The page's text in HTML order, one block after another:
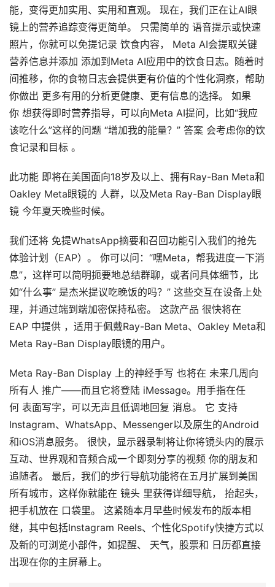
V
R
设
备
排
名
观
点
资
源
下
V
R
论
坛
社
区
能，变得更加实用、实用和直观。 现在，我们正在让AI眼
镜上的营养追踪变得更简单。 只需简单的 语音提示或快速
照片，你就可以免提记录 饮食内容， Meta AI会提取关键
营养信息并添加 添加到Meta AI应用中的饮食日志。随着时
间推移，你的食物日志会提供更有价值的个性化洞察，帮助
你做出 更多有用的分析更健康、更有信息的选择。 如果
你 想获得即时营养指导，可以向Meta AI提问，比如“我应
该吃什么”这样的问题 “增加我的能量？” 答案 会考虑你的饮
食记录和目标 。
此功能 即将在美国面向18岁及以上、拥有Ray-Ban Meta和
Oakley Meta眼镜的 人群，以及Meta Ray-Ban Display眼
镜 今年夏天晚些时候。
我们还将 免提WhatsApp摘要和召回功能引入我们的抢先
体验计划（EAP）。 你可以问：“嘿Meta，帮我进度一下消
息”，这样可以简明扼要地总结群聊，或者问具体细节，比
如“什么事” 是杰米提议吃晚饭的吗？” 这些交互在设备上处
理，并通过端到端加密保持私密。 这款产品 很快将在
EAP 中提供 ，适用于佩戴Ray-Ban Meta、Oakley Meta和
Meta Ray-Ban Display眼镜的用户。
Meta Ray-Ban Display 上的神经手写 也将在 未来几周向
所有人 推广——而且它将登陆 iMessage。用手指在任
何 表面写字，可以无声且低调地回复 消息。 它 支持
Instagram、WhatsApp、Messenger以及原生的Android
和iOS消息服务。 很快，显示器录制将让你将镜头内的展示
互动、世界观和音频合成一个即刻分享的视频 你的朋友和
追随者。 最后，我们的步行导航功能将在五月扩展到美国
所有城市，这样你就能在 镜头 里获得详细导航， 抬起头，
把手机放在 口袋里。 这紧随本月早些时候发布的版本相
继，其中包括Instagram Reels、个性化Spotify快捷方式以
及新的可浏览小部件，如提醒、 天气，股票和 日历都直接
出现在你的主屏幕上。